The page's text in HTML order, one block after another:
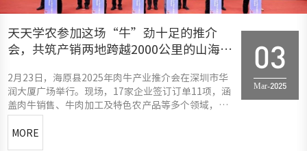
天天学农参加这场“牛”劲十足的推介
会，共筑产销两地跨越2000公里的山海深
2月23日，海原县2025年肉牛产业推介会在深圳市华
润大厦广场举行。现场，17家企业签订订单11项，涵
盖肉牛销售、牛肉加工及特色农产品等多个领域，总
金额达8.6亿元。这一丰硕成果背后，是深圳市与海原
县长达13年的山海深情。海原县位于宁夏中卫市，拥
MORE
03
Mar-2025